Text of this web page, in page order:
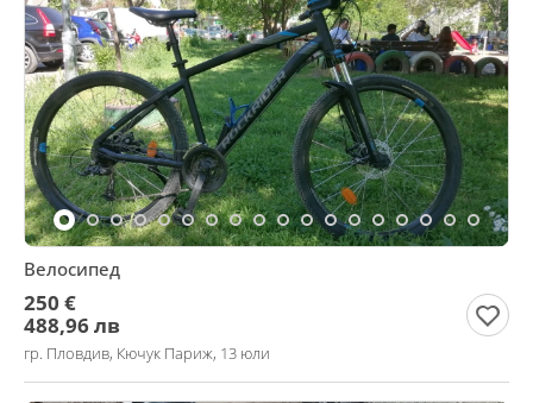
Велосипед
250 €
488,96 лв
гр. Пловдив, Кючук Париж, 13 юли